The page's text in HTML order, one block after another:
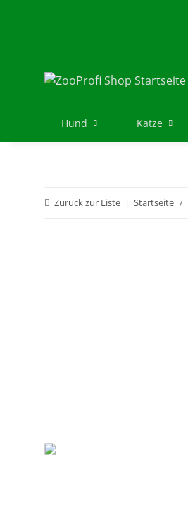
Hund Katze
Zurück zur Liste Startseite